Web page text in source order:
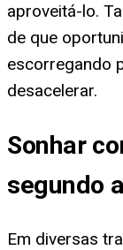
aproveitá-lo.
de que
escorregando
desacelerar.
Sonhar
segundo
Em diversas